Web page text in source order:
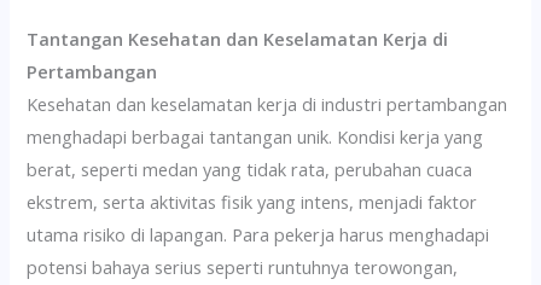
Tantangan Kesehatan dan Keselamatan Kerja di
Pertambangan
Kesehatan dan keselamatan kerja di industri pertambangan
menghadapi berbagai tantangan unik. Kondisi kerja yang
berat, seperti medan yang tidak rata, perubahan cuaca
ekstrem, serta aktivitas fisik yang intens, menjadi faktor
utama risiko di lapangan. Para pekerja harus menghadapi
potensi bahaya serius seperti runtuhnya terowongan,